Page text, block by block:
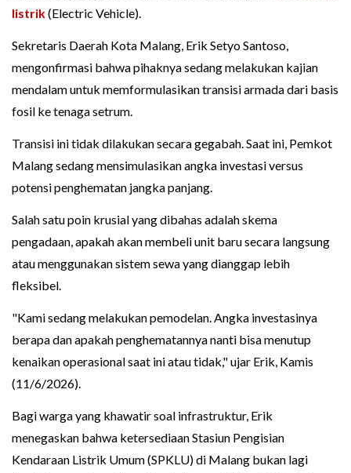
listrik(Electric Vehicle).
Sekretaris Daerah Kota Malang, Erik Setyo Santoso,
mengonfirmasi bahwa pihaknya sedang melakukan kajian
mendalam untuk memformulasikan transisi armada dari basis
fosil ke tenaga setrum.
Transisi ini tidak dilakukan secara gegabah. Saat ini, Pemkot
Malang sedang mensimulasikan angka investasi versus
potensi penghematan jangka panjang.
Salah satu poin krusial yang dibahas adalah skema
pengadaan, apakah akan membeli unit baru secara langsung
atau menggunakan sistem sewa yang dianggap lebih
fleksibel.
"Kami sedang melakukan pemodelan. Angka investasinya
berapa dan apakah penghematannya nanti bisa menutup
kenaikan operasional saat ini atau tidak," ujar Erik, Kamis
(11/6/2026).
Bagi warga yang khawatir soal infrastruktur, Erik
menegaskan bahwa ketersediaan Stasiun Pengisian
Kendaraan Listrik Umum (SPKLU) di Malang bukan lagi